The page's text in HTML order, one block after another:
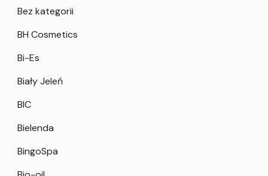
Bez kategorii
BH Cosmetics
Bi-Es
Biały Jeleń
BIC
Bielenda
BingoSpa